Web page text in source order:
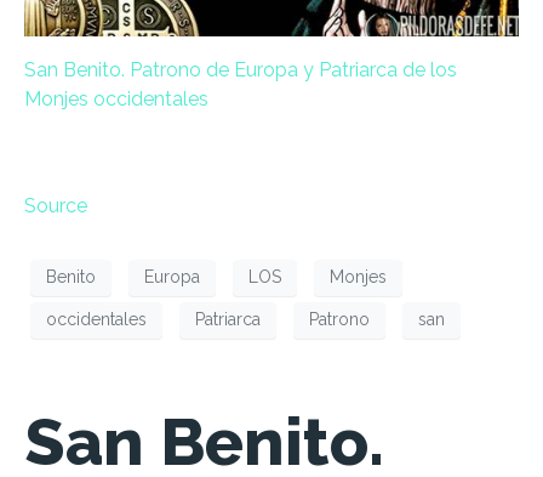
San Benito. Patrono de Europa y Patriarca de los
Monjes occidentales
Source
Benito Europa LOS Monjes
occidentales Patriarca Patrono san
San Benito.